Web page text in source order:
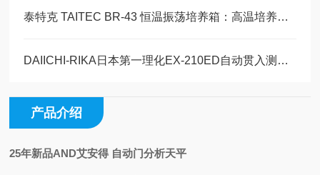
泰特克 TAITEC BR-43 恒温振荡培养箱：高温培养与细胞驯化的技术解决方案
DAIICHI-RIKA日本第一理化EX-210ED自动贯入测量装置行业标准
产品介绍
25年新品AND艾安得 自动门分析天平